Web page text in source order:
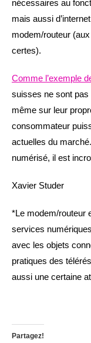
nécessaires au
mais aussi
modem/routeur
certes).
Comme l’exemple
suisses ne sont pas
même sur leur
consommateur
actuelles du
numérisé, il est
Xavier Studer
*Le modem/routeur
services
avec les objets
pratiques des
aussi une certaine
Partagez!